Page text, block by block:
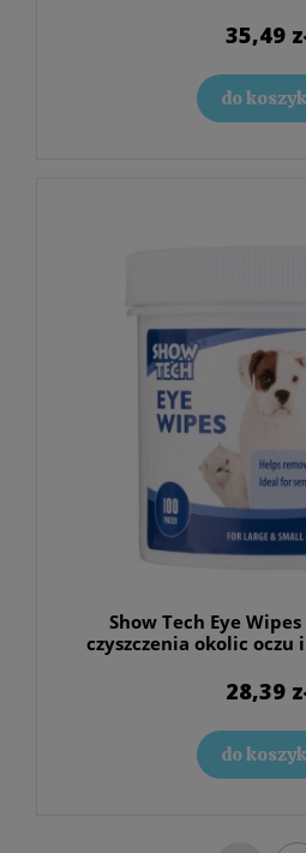
35,49
do
Show Tech Eye
czyszczenia okolic oczu
28,39
do